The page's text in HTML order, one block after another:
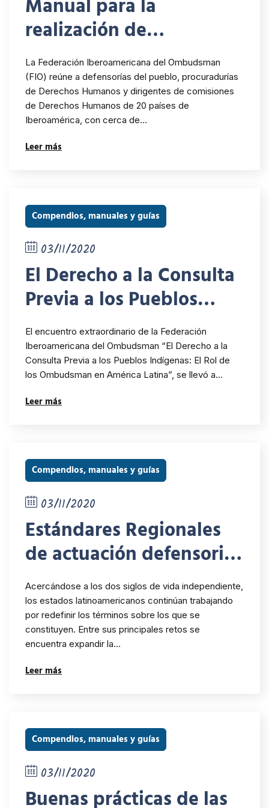
Manual para la
realización de
diagnósticos
institucionales de
género
La Federación Iberoamericana del Ombudsman
(FIO) reúne a defensorías del pueblo, procuradurías
de Derechos Humanos y dirigentes de comisiones
de Derechos Humanos de 20 países de
Iberoamérica, con cerca de…
Leer más
Compendios, manuales y guías
03/11/2020
El Derecho a la Consulta
Previa a los Pueblos
Indígenas El rol de los
Ombudsman en América
Latina
El encuentro extraordinario de la Federación
Iberoamericana del Ombudsman “El Derecho a la
Consulta Previa a los Pueblos Indígenas: El Rol de
los Ombudsman en América Latina”, se llevó a…
Leer más
Compendios, manuales y guías
03/11/2020
Estándares Regionales
de actuación defensorial
en procesos de consulta
previa de Bolivia,
Ecuador, Colombia y
Perú
Acercándose a los dos siglos de vida independiente,
los estados latinoamericanos continúan trabajando
por redefinir los términos sobre los que se
constituyen. Entre sus principales retos se
encuentra expandir la…
Leer más
Compendios, manuales y guías
03/11/2020
Buenas prácticas de las